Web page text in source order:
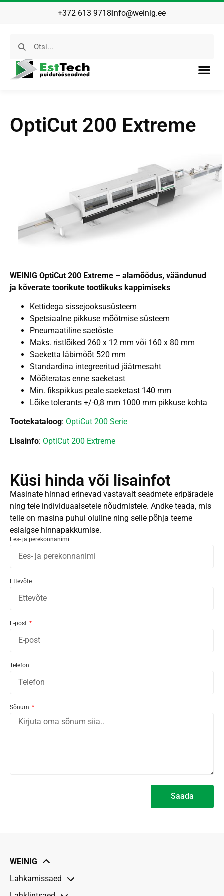
+372 613 9718info@weinig.ee
WEINIG
Lahkamissaed
OptiCut 200 Extreme
WEINIG OptiCut 200 Extreme – alamõõdus, väändunud
ja kõverate toorikute tootlikuks kappimiseks
Kettidega sissejooksusüsteem
Spetsiaalne pikkuse mõõtmise süsteem
Pneumaatiline saetõste
Maks. ristlõiked 260 x 12 mm või 160 x 80 mm
Saeketta läbimõõt 520 mm
Standardina integreeritud jäätmesaht
Mõõteratas enne saeketast
Min. fikspikkus peale saeketast 140 mm
Lõike tolerants +/-0,8 mm 1000 mm pikkuse kohta
Tootekataloog: OptiCut 200 Serie
Lisainfo: OptiCut 200 Extreme
Küsi hinda või lisainfot
Masinate hinnad erinevad vastavalt seadmete eripäradele
ning teie individuaalsetele nõudmistele. Andke teada, mis
teile on masina puhul oluline ning selle põhja teeme
esialgse hinnapakkumise.
Ees- ja perekonnanimi
Ettevõte
E-post
Telefon
Sõnum
Saada